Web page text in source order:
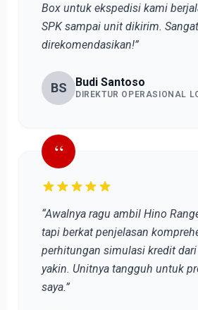
Box untuk ekspedisi kami
SPK sampai unit dikirim. Sangat
direkomendasikan!”
BS Budi Santoso
DIREKTUR OPERASIONAL
“
“Awalnya ragu ambil Hino
tapi berkat penjelasan
perhitungan simulasi kredit
yakin. Unitnya tangguh untuk
saya.”